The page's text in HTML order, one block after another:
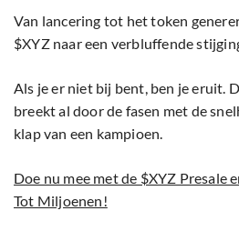
Van lancering tot het token
$XYZ naar een verbluffende
Als je er niet bij bent, ben je eruit.
breekt al door de fasen met de
klap van een kampioen.
Doe nu mee met de $XYZ Presale
Tot Miljoenen!